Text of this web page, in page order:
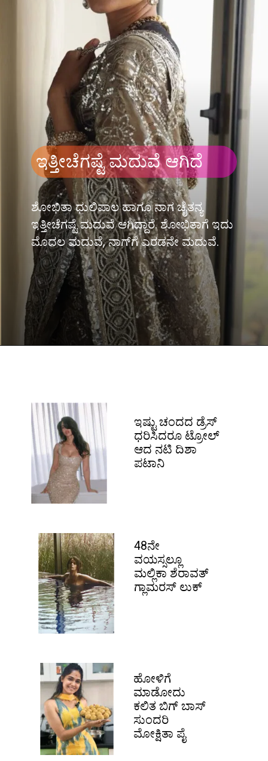
ಶೋಭಿತಾ ಧುಲಿಪಾಲ ಹಾಗೂ ನಾಗ ಚೈತನ್ಯ
ಇತ್ತೀಚೆಗಷ್ಟೆ ಮದುವೆ ಆಗಿದ್ದಾರೆ. ಶೋಭಿತಾಗೆ ಇದು
ಮೊದಲ ಮದುವೆ, ನಾಗ್​ಗೆ ಎರಡನೇ ಮದುವೆ.
ಇತ್ತೀಚೆಗಷ್ಟೆ ಮದುವೆ ಆಗಿದೆ
ಇಷ್ಟು ಚಂದದ ಡ್ರೆಸ್
ಧರಿಸಿದರೂ ಟ್ರೋಲ್
ಆದ ನಟಿ ದಿಶಾ
ಪಟಾನಿ
48ನೇ
ವಯಸ್ಸಲ್ಲೂ
ಮಲ್ಲಿಕಾ ಶೆರಾವತ್
ಗ್ಲಾಮರಸ್ ಲುಕ್
ಹೋಳಿಗೆ
ಮಾಡೋದು
ಕಲಿತ ಬಿಗ್​ ಬಾಸ್
ಸುಂದರಿ
ಮೋಕ್ಷಿತಾ ಪೈ